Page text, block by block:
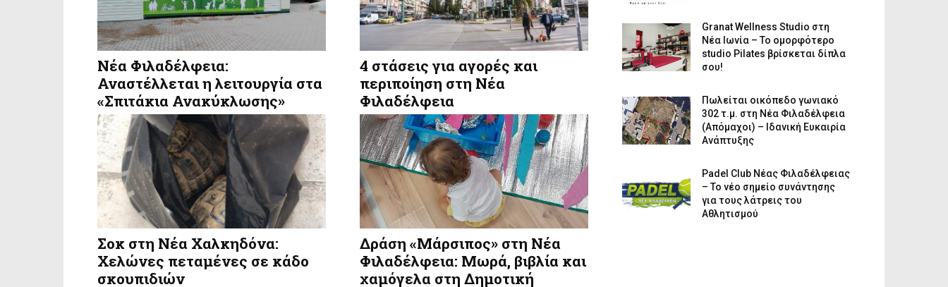
Νέα Φιλαδέλφεια:
Αναστέλλεται η λειτουργία στα
«Σπιτάκια Ανακύκλωσης»
4 στάσεις για αγορές και
περιποίηση στη Νέα
Φιλαδέλφεια
Σοκ στη Νέα Χαλκηδόνα:
Χελώνες πεταμένες σε κάδο
σκουπιδιών
Δράση «Μάρσιπος» στη Νέα
Φιλαδέλφεια: Μωρά, βιβλία και
χαμόγελα στη Δημοτική
Granat Wellness Studio στη
Νέα Ιωνία – Το ομορφότερο
studio Pilates βρίσκεται δίπλα
σου!
Πωλείται οικόπεδο γωνιακό
302 τ.μ. στη Νέα Φιλαδέλφεια
(Απόμαχοι) – Ιδανική Ευκαιρία
Ανάπτυξης
Padel Club Νέας Φιλαδέλφειας
– Το νέο σημείο συνάντησης
για τους λάτρεις του
Αθλητισμού